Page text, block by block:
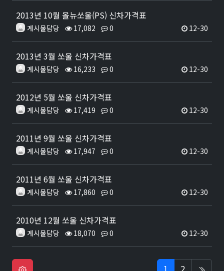
2013년 10월 올뉴쏘울(PS) 신차가격표
게시물담당 17,082 0 12-30
2013년 3월 쏘울 신차가격표
게시물담당 16,233 0 12-30
2012년 5월 쏘울 신차가격표
게시물담당 17,419 0 12-30
2011년 9월 쏘울 신차가격표
게시물담당 17,947 0 12-30
2011년 6월 쏘울 신차가격표
게시물담당 17,860 0 12-30
2010년 12월 쏘울 신차가격표
게시물담당 18,070 0 12-30
1 2